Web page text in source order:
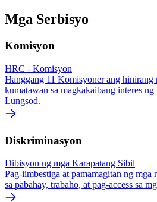
Mga Serbisyo
Komisyon
HRC - Komisyon
Hanggang 11 Komisyoner ang hinirang
kumatawan sa magkakaibang interes
Lungsod.
Diskriminasyon
Dibisyon ng mga Karapatang Sibil
Pag-iimbestiga at pamamagitan ng mga
sa pabahay, trabaho, at pag-access sa